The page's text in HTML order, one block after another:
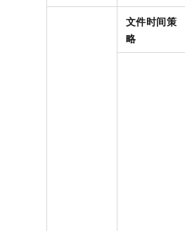
文件时间策
略